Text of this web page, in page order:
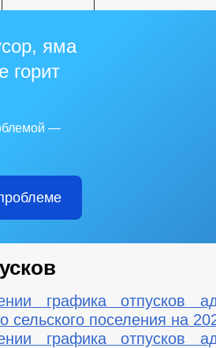
яма
горит
—
графика отпусков
сельского поселения на
графика отпусков